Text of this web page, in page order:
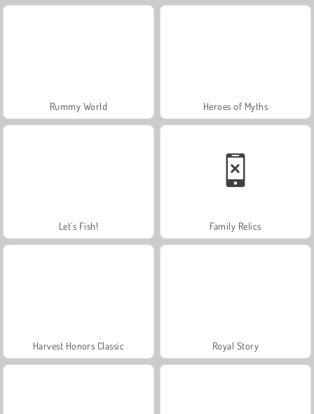
Rummy World Heroes of Myths
Let's Fish! Family Relics
Harvest Honors Classic Royal Story